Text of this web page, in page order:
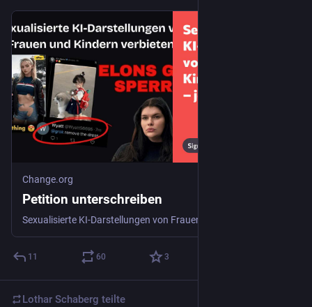
Change.org
Petition unterschreiben
11 60 3
Lothar Schaberg teilte